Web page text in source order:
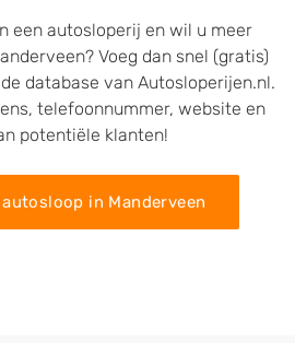
een autosloperij en wil u meer
Voeg dan snel (gratis)
database van Autosloperijen.nl.
telefoonnummer, website en
potentiële klanten!
in Manderveen